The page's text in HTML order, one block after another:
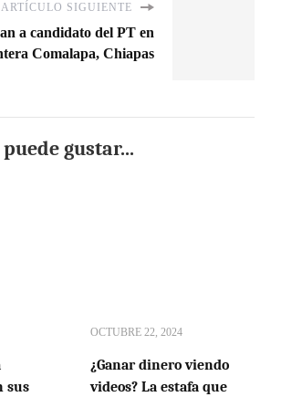
ARTÍCULO SIGUIENTE
a candidato del PT en
Comalapa, Chiapas
gustar...
sus
OCTUBRE 22, 2024
¿Ganar dinero viendo
videos? La estafa que